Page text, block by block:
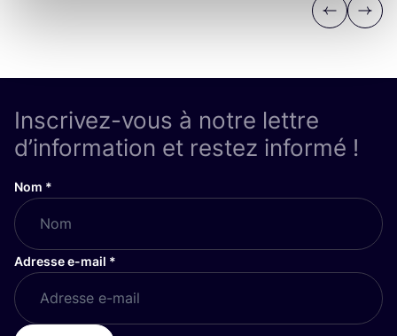
Previous
Next
Inscrivez-vous à notre lettre
d’information et restez informé !
Nom *
Adresse e-mail *